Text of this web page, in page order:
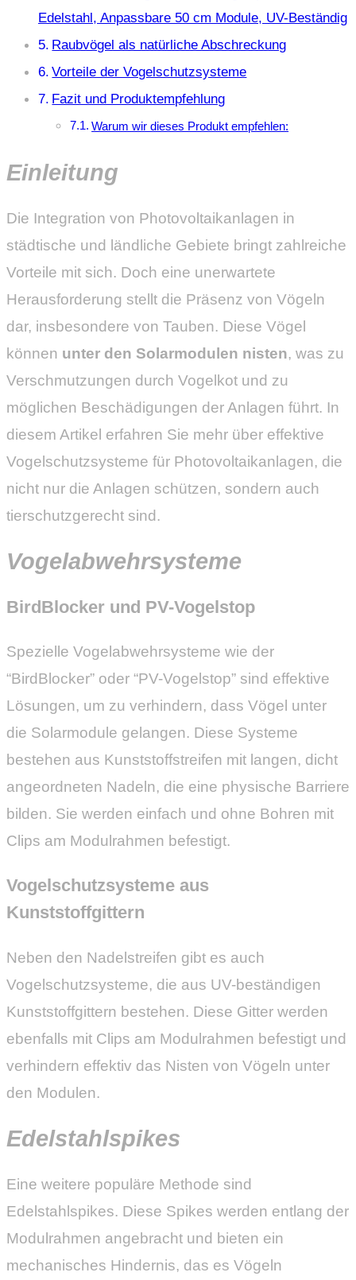
Edelstahl, Anpassbare 50 cm Module, UV-Beständig
Raubvögel als natürliche Abschreckung
Vorteile der Vogelschutzsysteme
Fazit und Produktempfehlung
Warum wir dieses Produkt empfehlen:
Einleitung
Die Integration von Photovoltaikanlagen in
städtische und ländliche Gebiete bringt zahlreiche
Vorteile mit sich. Doch eine unerwartete
Herausforderung stellt die Präsenz von Vögeln
dar, insbesondere von Tauben. Diese Vögel
können unter den Solarmodulen nisten, was zu
Verschmutzungen durch Vogelkot und zu
möglichen Beschädigungen der Anlagen führt. In
diesem Artikel erfahren Sie mehr über effektive
Vogelschutzsysteme für Photovoltaikanlagen, die
nicht nur die Anlagen schützen, sondern auch
tierschutzgerecht sind.
Vogelabwehrsysteme
BirdBlocker und PV-Vogelstop
Spezielle Vogelabwehrsysteme wie der
“BirdBlocker” oder “PV-Vogelstop” sind effektive
Lösungen, um zu verhindern, dass Vögel unter
die Solarmodule gelangen. Diese Systeme
bestehen aus Kunststoffstreifen mit langen, dicht
angeordneten Nadeln, die eine physische Barriere
bilden. Sie werden einfach und ohne Bohren mit
Clips am Modulrahmen befestigt.
Vogelschutzsysteme aus
Kunststoffgittern
Neben den Nadelstreifen gibt es auch
Vogelschutzsysteme, die aus UV-beständigen
Kunststoffgittern bestehen. Diese Gitter werden
ebenfalls mit Clips am Modulrahmen befestigt und
verhindern effektiv das Nisten von Vögeln unter
den Modulen.
Edelstahlspikes
Eine weitere populäre Methode sind
Edelstahlspikes. Diese Spikes werden entlang der
Modulrahmen angebracht und bieten ein
mechanisches Hindernis, das es Vögeln